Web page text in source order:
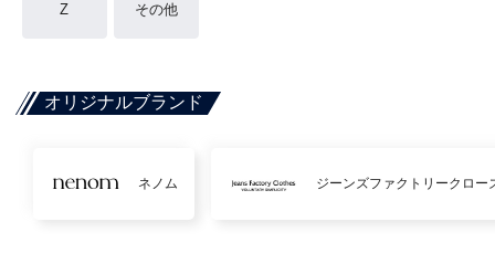
Z その他
オリジナルブランド
ネノム ジーンズファクトリークロー